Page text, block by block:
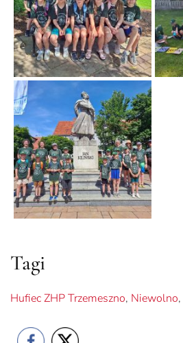
Tagi
Hufiec ZHP Trzemeszno, Niewolno,